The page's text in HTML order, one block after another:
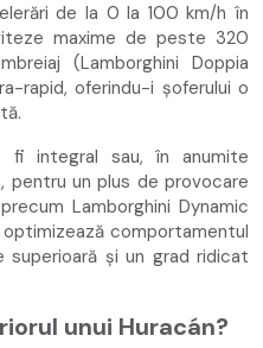
de la 0 la 100 km/h în
maxime de peste 320
(Lamborghini Doppia
rapid, oferindu-i șoferului o
fi integral sau, în anumite
pentru un plus de provocare
Lamborghini Dynamic
comportamentul
superioară și un grad ridicat
unui Huracán?